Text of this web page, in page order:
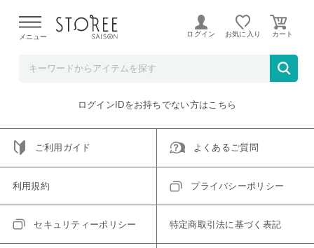
よる配送遅延が発生しております。
メニュー ログイン お気に入り
ご指定のアイテムは取り扱い終了、またはただいま取り扱い
トップへ戻る
ログインIDをお持ちでない方はこちら
ご利用ガイド よくあるご質問
利用規約 プライバシーポリシー
セキュリティーポリシー 特定商取引法に基づく表記